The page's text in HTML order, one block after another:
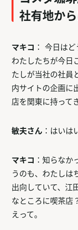
社有地か
マキコ ： 今日は
わたしたちが今日
たしが当社の社員
内サイトの企画に
店を関東に持って
敏夫さん ：はいは
マキコ ：知らなか
うのも、わたしは
出向していて、江
なところに喫茶店
えって。